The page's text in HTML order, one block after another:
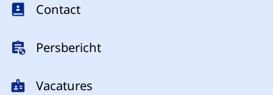
Contact
Persbericht
Vacatures